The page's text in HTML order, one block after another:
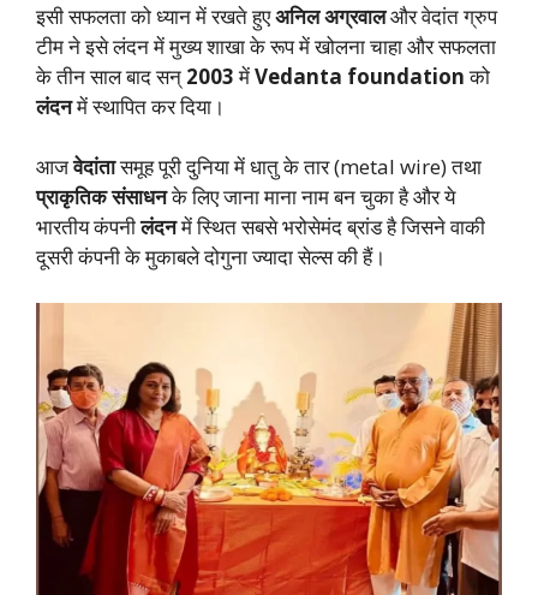
इसी सफलता को ध्यान में रखते हुएअनिल अग्रवालऔर वेदांत ग्रुप
टीम ने इसे लंदन में मुख्य शाखा के रूप में खोलना चाहा और सफलता
के तीन साल बाद सन् 2003मेंVedanta foundationको
लंदनमें स्थापित कर दिया।
आजवेदांतासमूह पूरी दुनिया में धातु के तार (metal wire) तथा
प्राकृतिक संसाधनके लिए जाना माना नाम बन चुका है और ये
भारतीय कंपनीलंदनमें स्थित सबसे भरोसेमंद ब्रांड है जिसने वाकी
दूसरी कंपनी के मुकाबले दोगुना ज्यादा सेल्स की हैं।